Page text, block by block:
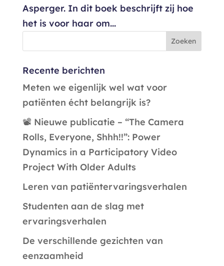
Asperger. In dit boek beschrijft zij hoe
het is voor haar om...
Recente berichten
Meten we eigenlijk wel wat voor
patiënten écht belangrijk is?
📽️ Nieuwe publicatie – “The Camera
Rolls, Everyone, Shhh!!”: Power
Dynamics in a Participatory Video
Project With Older Adults
Leren van patiëntervaringsverhalen
Studenten aan de slag met
ervaringsverhalen
De verschillende gezichten van
eenzaamheid